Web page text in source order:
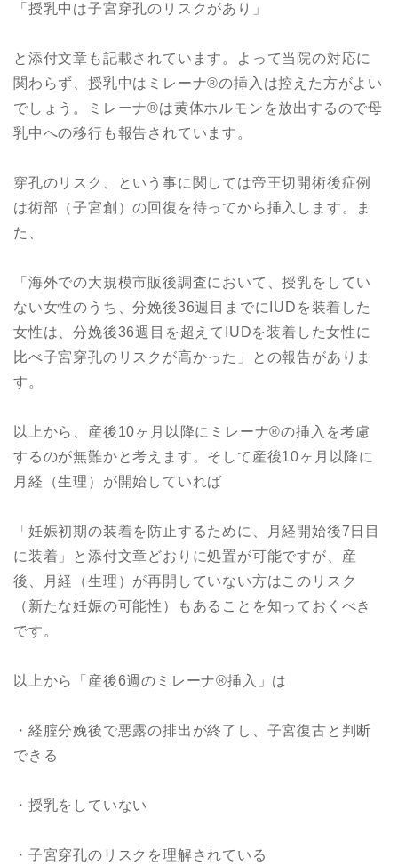
「授乳中は子宮穿孔のリスクがあり」
と添付文章も記載されています。よって当院の対応に
関わらず、授乳中はミレーナ®︎の挿入は控えた方がよい
でしょう。ミレーナ®︎は黄体ホルモンを放出するので母
乳中への移行も報告されています。
穿孔のリスク、という事に関しては帝王切開術後症例
は術部（子宮創）の回復を待ってから挿入します。ま
た、
「海外での大規模市販後調査において、授乳をしてい
ない女性のうち、分娩後36週目までにIUDを装着した
女性は、分娩後36週目を超えてIUDを装着した女性に
比べ子宮穿孔のリスクが高かった」との報告がありま
す。
以上から、産後10ヶ月以降にミレーナ®︎の挿入を考慮
するのが無難かと考えます。そして産後10ヶ月以降に
月経（生理）が開始していれば
「妊娠初期の装着を防止するために、月経開始後7日目
に装着」と添付文章どおりに処置が可能ですが、産
後、月経（生理）が再開していない方はこのリスク
（新たな妊娠の可能性）もあることを知っておくべき
です。
以上から「産後6週のミレーナ®︎挿入」は
・経腟分娩後で悪露の排出が終了し、子宮復古と判断
できる
・授乳をしていない
・子宮穿孔のリスクを理解されている